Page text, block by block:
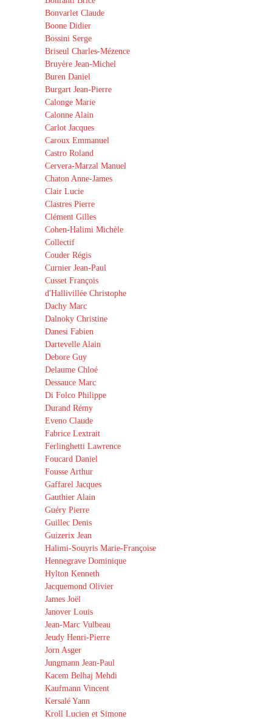
Bonvarlet Claude
Boone Didier
Bossini Serge
Briseul Charles-Mézence
Bruyère Jean-Michel
Buren Daniel
Burgart Jean-Pierre
Calonge Marie
Calonne Alain
Carlot Jacques
Caroux Emmanuel
Castro Roland
Cervera-Marzal Manuel
Chaton Anne-James
Clair Lucie
Clastres Pierre
Clément Gilles
Cohen-Halimi Michèle
Collectif
Couder Régis
Curnier Jean-Paul
Cusset François
d'Hallivillée Christophe
Dachy Marc
Dalnoky Christine
Danesi Fabien
Dartevelle Alain
Debore Guy
Delaume Chloé
Dessauce Marc
Di Folco Philippe
Durand Rémy
Eveno Claude
Fabrice Lextrait
Ferlinghetti Lawrence
Foucard Daniel
Fousse Arthur
Gaffarel Jacques
Gauthier Alain
Guéry Pierre
Guillec Denis
Guizerix Jean
Halimi-Souyris Marie-Françoise
Hennegrave Dominique
Hylton Kenneth
Jacquemond Olivier
James Joël
Janover Louis
Jean-Marc Vulbeau
Jeudy Henri-Pierre
Jorn Asger
Jungmann Jean-Paul
Kacem Belhaj Mehdi
Kaufmann Vincent
Kersalé Yann
Kroll Lucien et Simone